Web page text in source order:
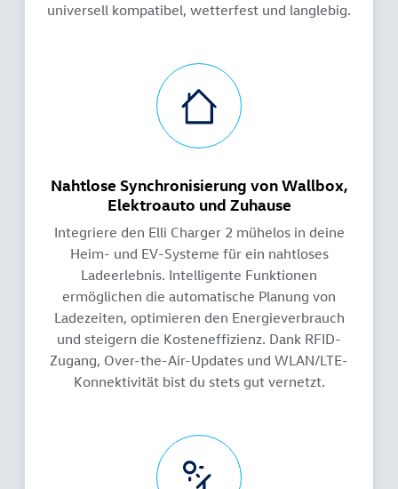
universell kompatibel, wetterfest und langlebig.
Nahtlose Synchronisierung von Wallbox,
Elektroauto und Zuhause
Integriere den Elli Charger 2 mühelos in deine
Heim- und EV-Systeme für ein nahtloses
Ladeerlebnis. Intelligente Funktionen
ermöglichen die automatische Planung von
Ladezeiten, optimieren den Energieverbrauch
und steigern die Kosteneffizienz. Dank RFID-
Zugang, Over-the-Air-Updates und WLAN/LTE-
Konnektivität bist du stets gut vernetzt.